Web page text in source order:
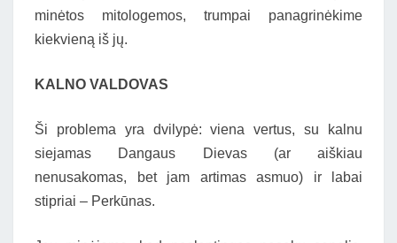
minėtos mitologemos, trumpai panagrinėkime
kiekvieną iš jų.
KALNO VALDOVAS
Ši problema yra dvilypė: viena vertus, su kalnu
siejamas Dangaus Dievas (ar aiškiau
nenusakomas, bet jam artimas asmuo) ir labai
stipriai – Perkūnas.